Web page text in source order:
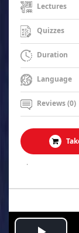
Lectures
Quizzes
Duration
Language
Reviews (0)
.